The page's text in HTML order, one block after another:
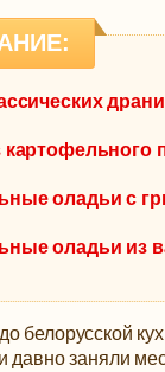
картофельного
оладьи с
оладьи из
белорусской
давно заняли